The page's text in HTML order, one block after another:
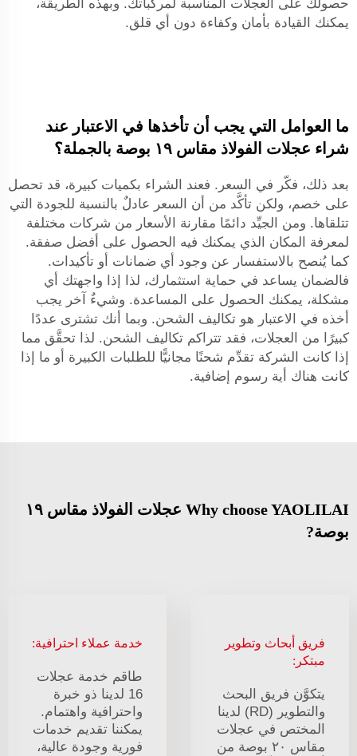
حصولك على العجلات المناسبة لمركباتك. وبهذه الطريقة،
يمكنك القيادة بأمان وكفاءة دون أي قلق.
ما العوامل التي يجب أن تأخذها في الاعتبار عند
شراء عجلات الفولاذ مقاس ١٩ بوصة بالجملة؟
بعد ذلك، فكّر في السعر. فعند الشراء بكميات كبيرة، قد تحصل
على خصم، ولكن تأكَّد من أن السعر عادلٌ بالنسبة للجودة التي
تتلقاها. ومن الجيِّد دائمًا مقارنة الأسعار من شركات مختلفة
لمعرفة المكان الذي يمكنك فيه الحصول على أفضل صفقة.
كما يُنصح بالاستفسار عن وجود أي ضمانات أو تأكيدات.
فالضمان يساعد في حماية استثمارك، لذا إذا واجهتك أي
مشكلة، يمكنك الحصول على المساعدة. وشيءٌ آخر يجب
أخذه في الاعتبار هو تكاليف الشحن. وبما أنك تشترى عددًا
كبيرًا من العجلات، فقد تتراكم تكاليف الشحن. لذا تحقَّق مما
إذا كانت الشركة تقدِّم شحنًا مجانيًّا للطلبات الكبيرة أو ما إذا
كانت هناك أية رسوم إضافية.
Why choose YAOLILAI عجلات الفولاذ مقاس ١٩
بوصة?
فريق أبحاث وتطوير
مبتكر:
يتكوَّن فريق البحث
والتطوير (RD) لدينا
المختص في عجلات
مقاس ٢٠ بوصة من
خدمة عملاء احترافية:
طاقم خدمة عجلات
16 لدينا ذو خبرة
واحترافية واهتمام.
يمكننا تقديم خدمات
فورية وجودة عالية،